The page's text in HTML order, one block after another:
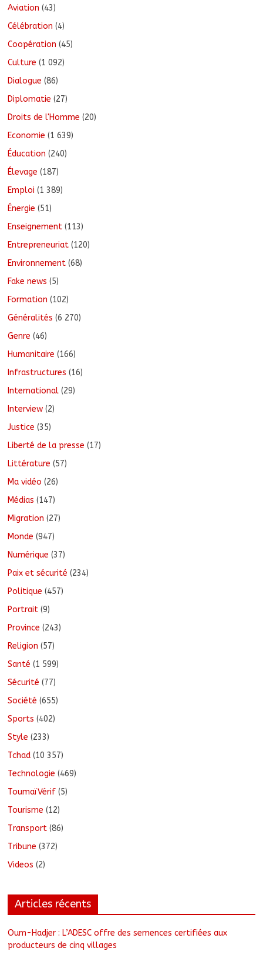
Aviation (43)
Célébration (4)
Coopération (45)
Culture (1 092)
Dialogue (86)
Diplomatie (27)
Droits de l'Homme (20)
Economie (1 639)
Éducation (240)
Élevage (187)
Emploi (1 389)
Énergie (51)
Enseignement (113)
Entrepreneuriat (120)
Environnement (68)
Fake news (5)
Formation (102)
Généralités (6 270)
Genre (46)
Humanitaire (166)
Infrastructures (16)
International (29)
Interview (2)
Justice (35)
Liberté de la presse (17)
Littérature (57)
Ma vidéo (26)
Médias (147)
Migration (27)
Monde (947)
Numérique (37)
Paix et sécurité (234)
Politique (457)
Portrait (9)
Province (243)
Religion (57)
Santé (1 599)
Sécurité (77)
Société (655)
Sports (402)
Style (233)
Tchad (10 357)
Technologie (469)
ToumaïVérif (5)
Tourisme (12)
Transport (86)
Tribune (372)
Videos (2)
Articles récents
Oum-Hadjer : L’ADESC offre des semences certifiées aux
producteurs de cinq villages